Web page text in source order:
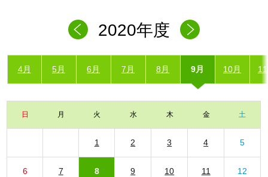
2020年度
4月 5月 6月 7月 8月 9月 10月
日 月 火 水 木 金 土
1 2 3 4 5
6 7 8 9 10 11 12